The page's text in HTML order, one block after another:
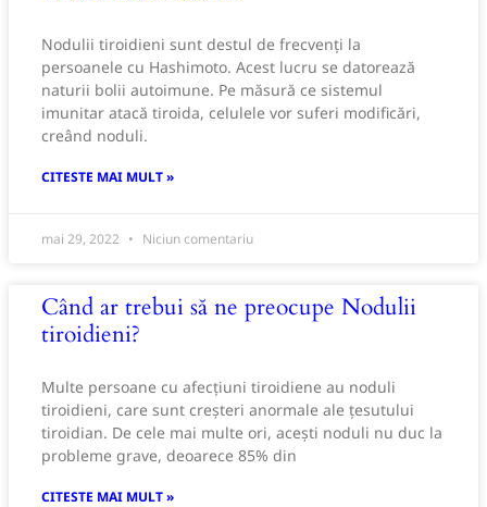
Nodulii tiroidieni sunt destul de frecvenți la
persoanele cu Hashimoto. Acest lucru se datorează
naturii bolii autoimune. Pe măsură ce sistemul
imunitar atacă tiroida, celulele vor suferi modificări,
creând noduli.
CITESTE MAI MULT »
mai 29, 2022 Niciun comentariu
Când ar trebui să ne preocupe Nodulii
tiroidieni?
Multe persoane cu afecțiuni tiroidiene au noduli
tiroidieni, care sunt creșteri anormale ale țesutului
tiroidian. De cele mai multe ori, acești noduli nu duc la
probleme grave, deoarece 85% din
CITESTE MAI MULT »